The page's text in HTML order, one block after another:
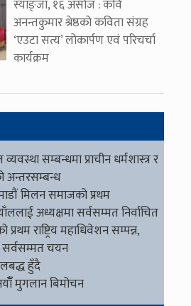
स्याङ्जा, १६ असोज : कवि
अनन्तकुमार श्रेष्ठको कविता संग्रह
‘एउटा सत्य’ लोकार्पण एवं परिचर्चा
कार्यक्रम
सम्बन्धमा प्राचीन धर्मशास्त्र र
मिलन समाजको प्रथम
अध्यक्षमा सर्वसम्मत निर्वाचित
प्रथम राष्ट्रिय महाधिवेशन सम्पन्न,
सर्वसम्मत चयन
हुँदै
नयाँँ मुगलान बिमोचन